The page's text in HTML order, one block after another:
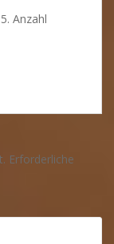
Anzahl
Erforderliche